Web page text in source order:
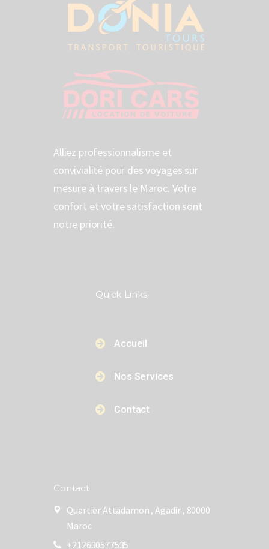
Alliez professionnalisme et
convivialité pour des voyages sur
mesure à travers le Maroc. Votre
confort et votre satisfaction sont
notre priorité.
Quick Links​​
Accueil
Nos Services
Contact
Contact
Quartier Attadamon , Agadir , 80000
Maroc
+212630577535